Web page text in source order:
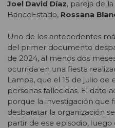
Joel David Díaz, pareja de
BancoEstado, Rossana
Uno de los antecedentes
del primer documento
de 2024, al menos dos
ocurrida en una fiesta
Lampa, que el 15 de julio de
personas fallecidas. El dato
porque la investigación que
desbaratar la organización
partir de ese episodio,